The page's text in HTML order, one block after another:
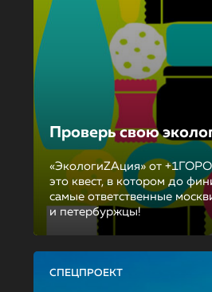
Проверь свою
«ЭкологиZAция» от
это квест, в котором до
самые ответственные
и петербуржцы!
СПЕЦПРОЕКТ